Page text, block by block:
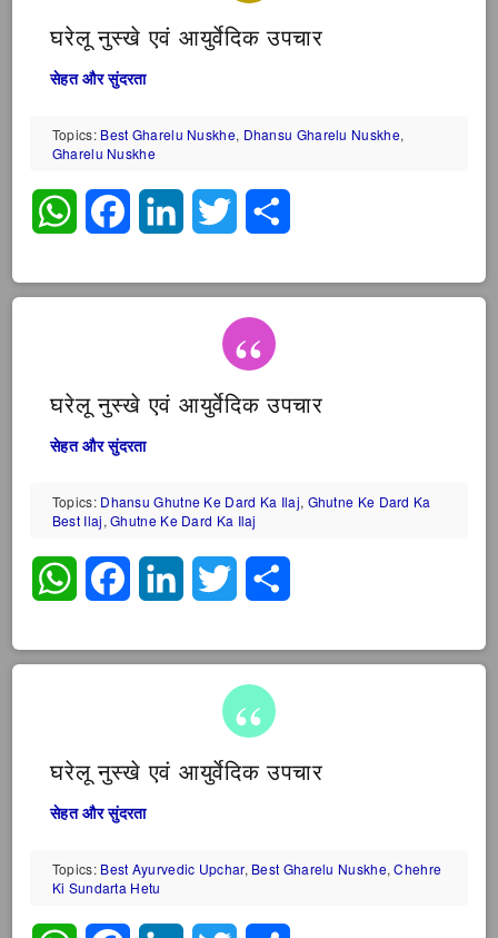
घरेलू नुस्खे एवं आयुर्वेदिक उपचार
सेहत और सुंदरता
Topics: Best Gharelu Nuskhe, Dhansu Gharelu Nuskhe,
Gharelu Nuskhe
WhatsAppFacebookLinkedInTwitter
घरेलू नुस्खे एवं आयुर्वेदिक उपचार
सेहत और सुंदरता
Topics: Dhansu Ghutne Ke Dard Ka Ilaj, Ghutne Ke Dard Ka
Best Ilaj,Ghutne Ke Dard Ka Ilaj
WhatsAppFacebookLinkedInTwitter
घरेलू नुस्खे एवं आयुर्वेदिक उपचार
सेहत और सुंदरता
Topics: Best Ayurvedic Upchar, Best Gharelu Nuskhe,Chehre
Ki Sundarta Hetu